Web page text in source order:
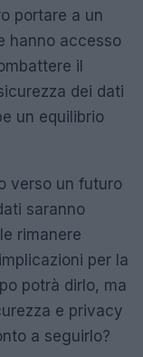
portare a un
hanno accesso
il
dei dati
un equilibrio
verso un futuro
saranno
rimanere
per la
potrà dirlo, ma
e privacy
a seguirlo?